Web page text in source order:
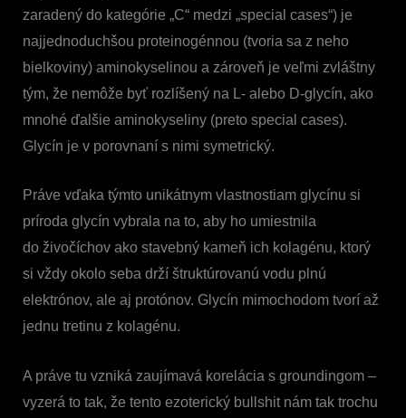
zaradený do kategórie „C“ medzi „special cases“) je
najjednoduchšou proteinogénnou (tvoria sa z neho
bielkoviny) aminokyselinou a zároveň je veľmi zvláštny
tým, že nemôže byť rozlíšený na L- alebo D-glycín, ako
mnohé ďalšie aminokyseliny (preto special cases).
Glycín je v porovnaní s nimi symetrický.
Práve vďaka týmto unikátnym vlastnostiam glycínu si
príroda glycín vybrala na to, aby ho umiestnila
do živočíchov ako stavebný kameň ich kolagénu, ktorý
si vždy okolo seba drží štruktúrovanú vodu plnú
elektrónov, ale aj protónov. Glycín mimochodom tvorí až
jednu tretinu z kolagénu.
A práve tu vzniká zaujímavá korelácia s groundingom –
vyzerá to tak, že tento ezoterický bullshit nám tak trochu